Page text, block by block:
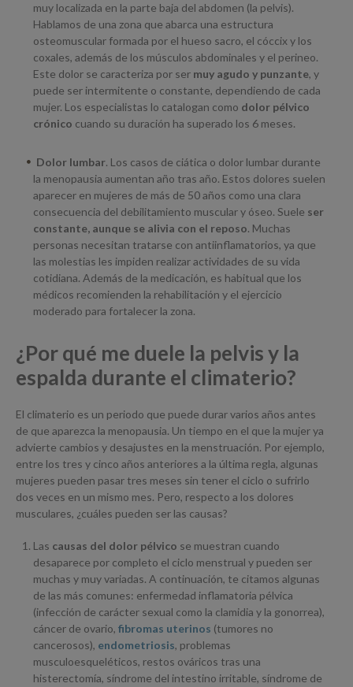
muy localizada en la parte baja del abdomen (la pelvis).
Hablamos de una zona que abarca una estructura
osteomuscular formada por el hueso sacro, el cóccix y los
coxales, además de los músculos abdominales y el perineo.
Este dolor se caracteriza por ser muy agudo y punzante, y
puede ser intermitente o constante, dependiendo de cada
mujer. Los especialistas lo catalogan como dolor pélvico
crónico cuando su duración ha superado los 6 meses.
Dolor lumbar. Los casos de ciática o dolor lumbar durante
la menopausia aumentan año tras año. Estos dolores suelen
aparecer en mujeres de más de 50 años como una clara
consecuencia del debilitamiento muscular y óseo. Suele ser
constante, aunque se alivia con el reposo. Muchas
personas necesitan tratarse con antiinflamatorios, ya que
las molestias les impiden realizar actividades de su vida
cotidiana. Además de la medicación, es habitual que los
médicos recomienden la rehabilitación y el ejercicio
moderado para fortalecer la zona.
¿Por qué me duele la pelvis y la
espalda durante el climaterio?
El climaterio es un periodo que puede durar varios años antes
de que aparezca la menopausia. Un tiempo en el que la mujer ya
advierte cambios y desajustes en la menstruación. Por ejemplo,
entre los tres y cinco años anteriores a la última regla, algunas
mujeres pueden pasar tres meses sin tener el ciclo o sufrirlo
dos veces en un mismo mes. Pero, respecto a los dolores
musculares, ¿cuáles pueden ser las causas?
Las causas del dolor pélvico se muestran cuando
desaparece por completo el ciclo menstrual y pueden ser
muchas y muy variadas. A continuación, te citamos algunas
de las más comunes: enfermedad inflamatoria pélvica
(infección de carácter sexual como la clamidia y la gonorrea),
cáncer de ovario, fibromas uterinos (tumores no
cancerosos), endometriosis, problemas
musculoesqueléticos, restos ováricos tras una
histerectomía, síndrome del intestino irritable, síndrome de